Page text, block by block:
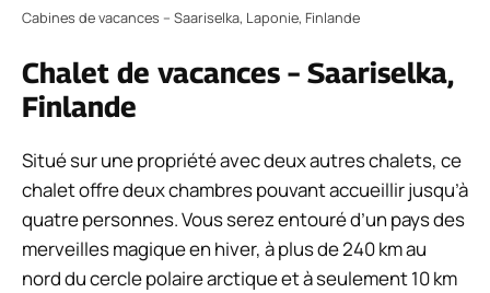
Cabines de vacances – Saariselka, Laponie, Finlande
Chalet de vacances – Saariselka,
Finlande
Situé sur une propriété avec deux autres chalets, ce
chalet offre deux chambres pouvant accueillir jusqu’à
quatre personnes. Vous serez entouré d’un pays des
merveilles magique en hiver, à plus de 240 km au
nord du cercle polaire arctique et à seulement 10 km